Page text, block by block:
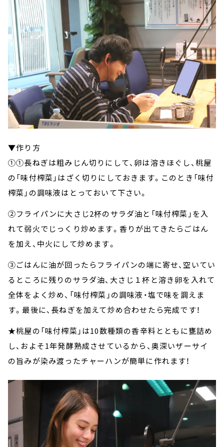
▼作り方
①①長ねぎは粗みじん切りにして、卵は溶きほぐし、桃屋
の「味付榨菜」はざく切りにしておきます。このとき「味付
榨菜」の調味液はとっておいて下さい。
②フライパンに大さじ2杯のサラダ油と「味付榨菜」を入
れて弱火でじっくり炒めます。香りが出てきたらごはん
を加え、中火にして炒めます。
③ごはんに油が回ったらフライパンの端に寄せ、空いてい
るところに残りのサラダ油、大さじ１杯と溶き卵を入れて
全体をよく炒め、「味付榨菜」の調味液・塩で味を調えま
す。最後に、長ねぎを加えて炒め合わせたら完成です！
★桃屋の「味付榨菜」は10数種類の香辛料とともに甕詰め
し、およそ1年発酵熟成させているから、奥深いザーサイ
の旨みが染み渡ったチャーハンが簡単に作れます！